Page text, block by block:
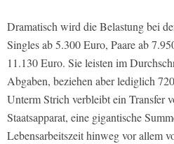
Dramatisch wird die Belastung bei
Singles ab 5.300 Euro, Paare ab
11.130 Euro. Sie leisten im
Abgaben, beziehen aber lediglich
Unterm Strich verbleibt ein Transfer
Staatsapparat, eine gigantische
Lebensarbeitszeit hinweg vor allem